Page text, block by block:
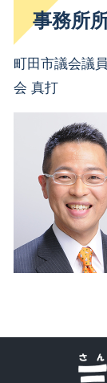
事務所
町田市議会議
会 真打